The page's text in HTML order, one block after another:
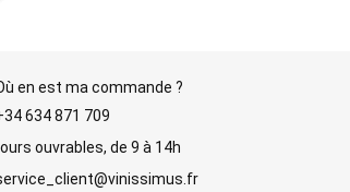
en est ma commande ?
634 871 709
ouvrables, de 9 à 14h